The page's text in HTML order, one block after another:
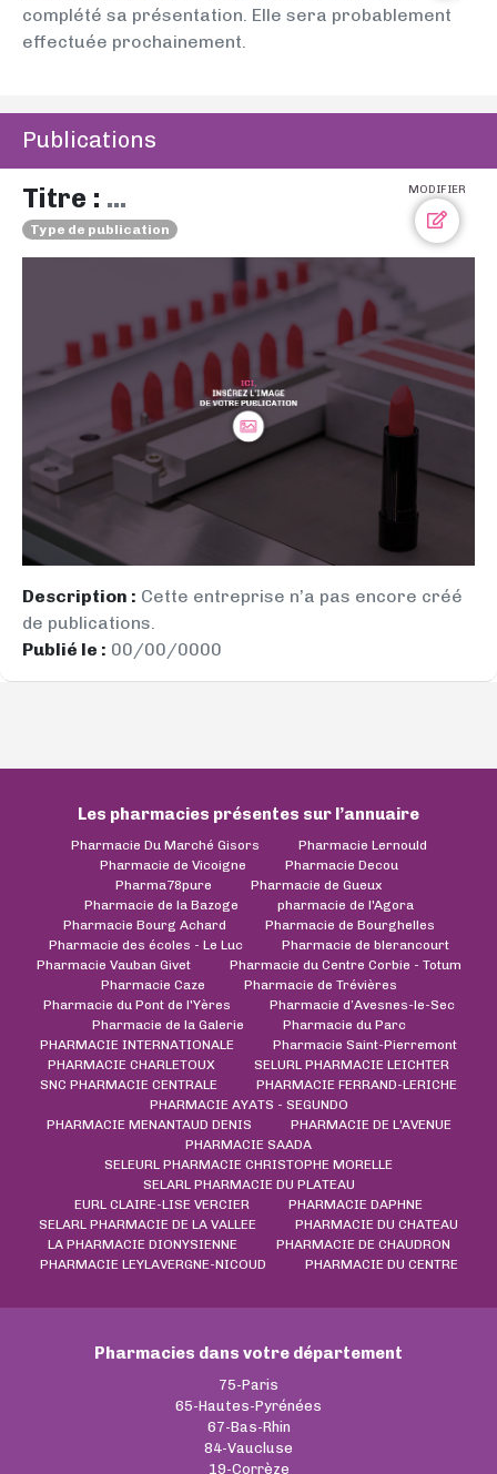
complété sa présentation. Elle sera probablement
effectuée prochainement.
Publications
MODIFIER
Titre : ...
Type de publication
Description : Cette entreprise n’a pas encore créé
de publications.
Publié le : 00/00/0000
Les pharmacies présentes sur l’annuaire
Pharmacie Du Marché Gisors
Pharmacie Lernould
Pharmacie de Vicoigne
Pharmacie Decou
Pharma78pure
Pharmacie de Gueux
Pharmacie de la Bazoge
pharmacie de l'Agora
Pharmacie Bourg Achard
Pharmacie de Bourghelles
Pharmacie des écoles - Le Luc
Pharmacie de blerancourt
Pharmacie Vauban Givet
Pharmacie du Centre Corbie - Totum
Pharmacie Caze
Pharmacie de Trévières
Pharmacie du Pont de l'Yères
Pharmacie d’Avesnes-le-Sec
Pharmacie de la Galerie
Pharmacie du Parc
PHARMACIE INTERNATIONALE
Pharmacie Saint-Pierremont
PHARMACIE CHARLETOUX
SELURL PHARMACIE LEICHTER
SNC PHARMACIE CENTRALE
PHARMACIE FERRAND-LERICHE
PHARMACIE AYATS - SEGUNDO
PHARMACIE MENANTAUD DENIS
PHARMACIE DE L'AVENUE
PHARMACIE SAADA
SELEURL PHARMACIE CHRISTOPHE MORELLE
SELARL PHARMACIE DU PLATEAU
EURL CLAIRE-LISE VERCIER
PHARMACIE DAPHNE
SELARL PHARMACIE DE LA VALLEE
PHARMACIE DU CHATEAU
LA PHARMACIE DIONYSIENNE
PHARMACIE DE CHAUDRON
PHARMACIE LEYLAVERGNE-NICOUD
PHARMACIE DU CENTRE
Pharmacies dans votre département
75-Paris
65-Hautes-Pyrénées
67-Bas-Rhin
84-Vaucluse
19-Corrèze